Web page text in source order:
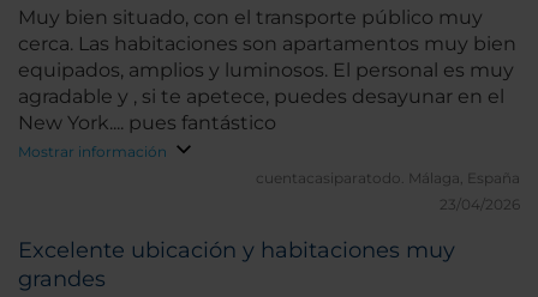
Muy bien situado, con el transporte público muy
cerca. Las habitaciones son apartamentos muy bien
equipados, amplios y luminosos. El personal es muy
agradable y , si te apetece, puedes desayunar en el
New York.... pues fantástico
Mostrar información
cuentacasiparatodo. Málaga, España
23/04/2026
Excelente ubicación y habitaciones muy
grandes